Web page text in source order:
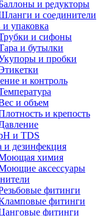
и редукторы
и соединители
упаковка
и сифоны
и бутылки
и пробки
и контроль
и объем
и крепость
и TDS
дезинфекция
химия
аксессуары
фитинги
фитинги
фитинги